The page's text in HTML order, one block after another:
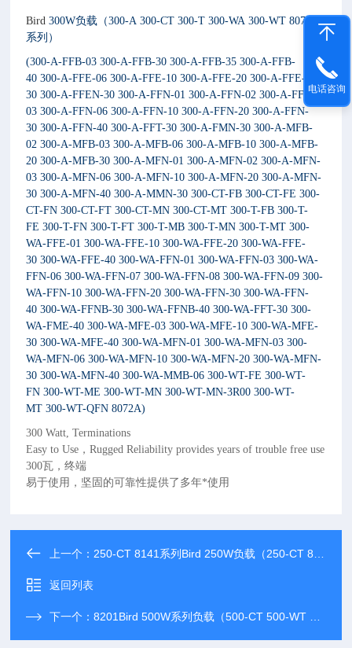
Bird300W负载（300-A 300-CT 300-T 300-WA 300-WT 8072A
系列 ）
(300-A-FFB-03 300-A-FFB-30 300-A-FFB-35 300-A-FFB-
40 300-A-FFE-06 300-A-FFE-10 300-A-FFE-20 300-A-FFE-
30 300-A-FFEN-30 300-A-FFN-01 300-A-FFN-02 300-A-FFN-
03 300-A-FFN-06 300-A-FFN-10 300-A-FFN-20 300-A-FFN-
30 300-A-FFN-40 300-A-FFT-30 300-A-FMN-30 300-A-MFB-
02 300-A-MFB-03 300-A-MFB-06 300-A-MFB-10 300-A-MFB-
20 300-A-MFB-30 300-A-MFN-01 300-A-MFN-02 300-A-MFN-
03 300-A-MFN-06 300-A-MFN-10 300-A-MFN-20 300-A-MFN-
30 300-A-MFN-40 300-A-MMN-30 300-CT-FB 300-CT-FE 300-
CT-FN 300-CT-FT 300-CT-MN 300-CT-MT 300-T-FB 300-T-
FE 300-T-FN 300-T-FT 300-T-MB 300-T-MN 300-T-MT 300-
WA-FFE-01 300-WA-FFE-10 300-WA-FFE-20 300-WA-FFE-
30 300-WA-FFE-40 300-WA-FFN-01 300-WA-FFN-03 300-WA-
FFN-06 300-WA-FFN-07 300-WA-FFN-08 300-WA-FFN-09 300-
WA-FFN-10 300-WA-FFN-20 300-WA-FFN-30 300-WA-FFN-
40 300-WA-FFNB-30 300-WA-FFNB-40 300-WA-FFT-30 300-
WA-FME-40 300-WA-MFE-03 300-WA-MFE-10 300-WA-MFE-
30 300-WA-MFE-40 300-WA-MFN-01 300-WA-MFN-03 300-
WA-MFN-06 300-WA-MFN-10 300-WA-MFN-20 300-WA-MFN-
30 300-WA-MFN-40 300-WA-MMB-06 300-WT-FE 300-WT-
FN 300-WT-ME 300-WT-MN 300-WT-MN-3R00 300-WT-
MT 300-WT-QFN 8072A)
300 Watt, Terminations
Easy to Use ，Rugged Reliability provides years of trouble free use
300瓦，终端
易于使用 ， 坚固的可靠性提供了多年*使用
上一个： 250-CT 8141系列Bird 250W负载（250-CT 8141系列）
返回列表
下一个：8201Bird 500W系列负载（500-CT 500-WT 8201）
电话咨询